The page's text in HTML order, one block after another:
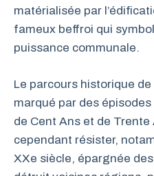
matérialisée par
fameux beffroi qui
puissance communale.
Le parcours historique
marqué par des
de Cent Ans et de Trente
cependant résister,
XXe siècle, épargnée